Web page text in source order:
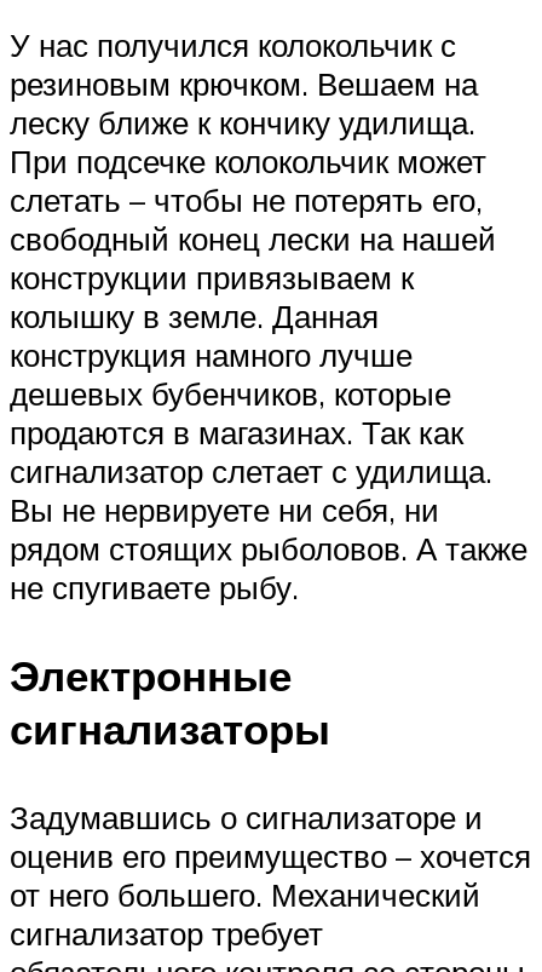
У нас получился колокольчик с
резиновым крючком. Вешаем на
леску ближе к кончику удилища.
При подсечке колокольчик может
слетать – чтобы не потерять его,
свободный конец лески на нашей
конструкции привязываем к
колышку в земле. Данная
конструкция намного лучше
дешевых бубенчиков, которые
продаются в магазинах. Так как
сигнализатор слетает с удилища.
Вы не нервируете ни себя, ни
рядом стоящих рыболовов. А также
не спугиваете рыбу.
Электронные
сигнализаторы
Задумавшись о сигнализаторе и
оценив его преимущество – хочется
от него большего. Механический
сигнализатор требует